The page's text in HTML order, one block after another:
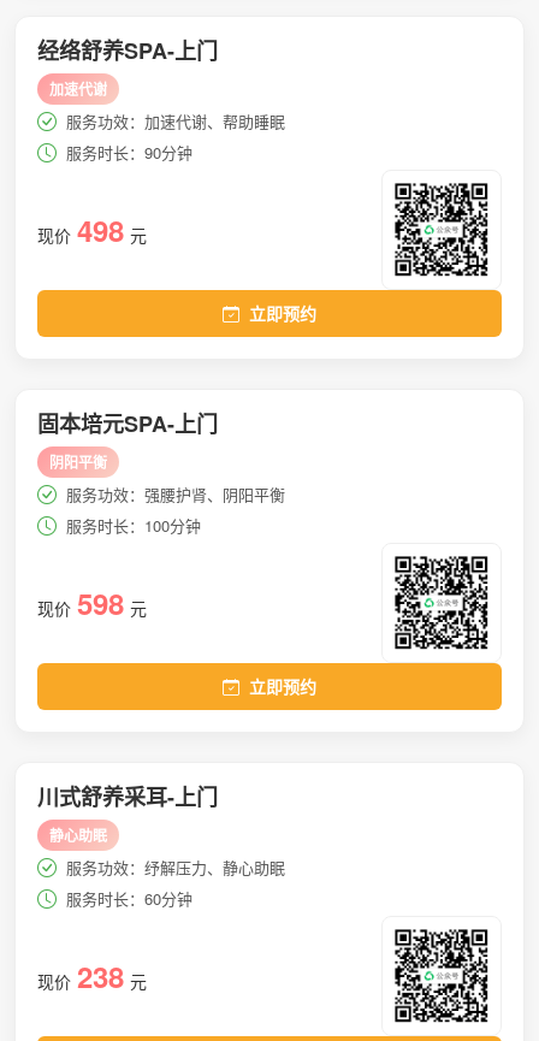
经络舒养SPA-上门
加速代谢
服务功效：加速代谢、帮助睡眠
服务时长：90分钟
现价 498 元
立即预约
固本培元SPA-上门
阴阳平衡
服务功效：强腰护肾、阴阳平衡
服务时长：100分钟
现价 598 元
立即预约
川式舒养采耳-上门
静心助眠
服务功效：纾解压力、静心助眠
服务时长：60分钟
现价 238 元